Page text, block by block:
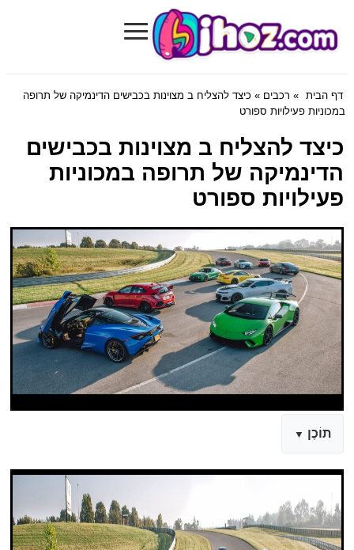
Bihoz.com
≡
דף הבית » רכבים » כיצד להצליח ב מצוינות בכבישים הדינמיקה של תרופה
במכוניות פעילויות ספורט
כיצד להצליח ב מצוינות בכבישים
הדינמיקה של תרופה במכוניות
פעילויות ספורט
תוֹכֶן